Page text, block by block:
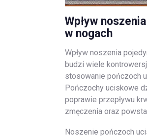
Wpływ
w nogach
Wpływ noszenia
budzi wiele
stosowanie pończoch
Pończochy uciskowe
poprawie przepływu
zmęczenia oraz
Noszenie pończoch